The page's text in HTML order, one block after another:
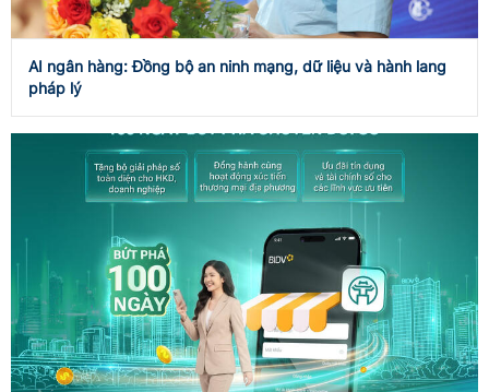
AI ngân hàng: Đồng bộ an ninh mạng, dữ liệu và hành lang
pháp lý